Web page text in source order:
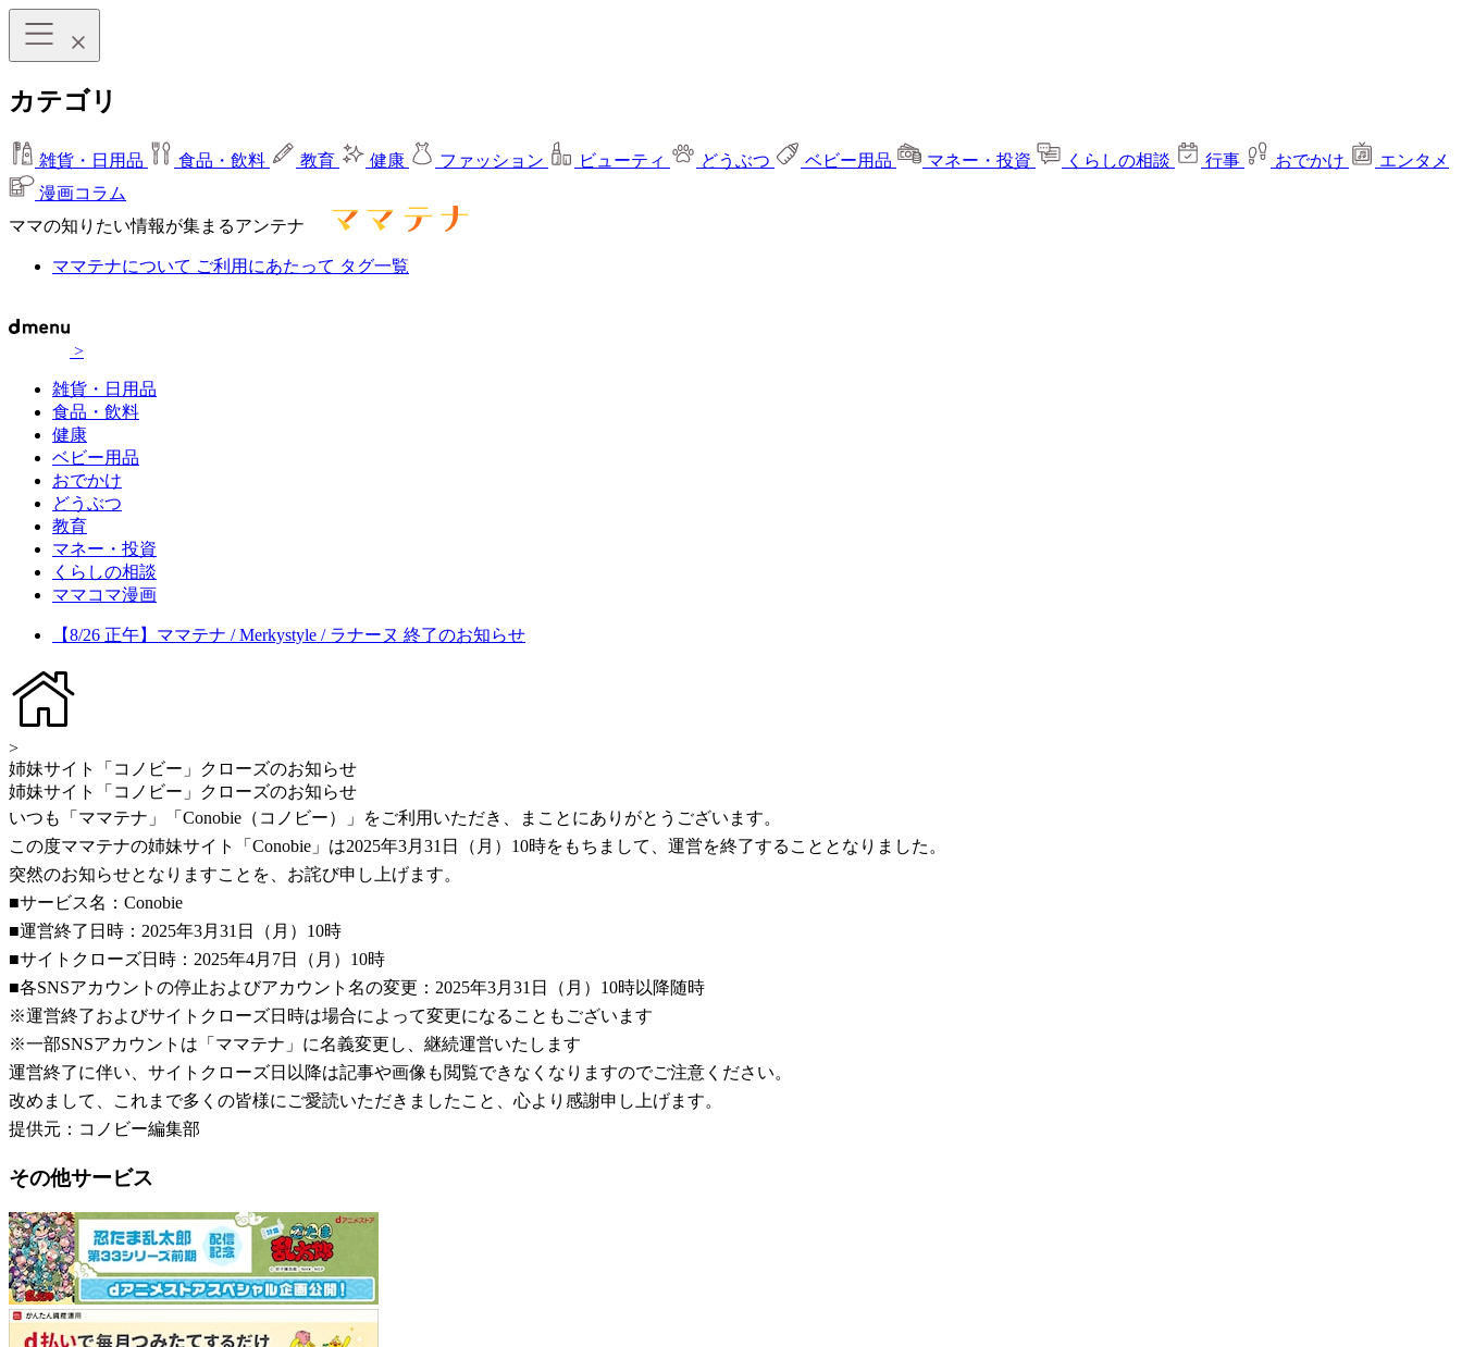
カテゴリ
雑貨・日用品 食品・飲料 教育 健康 ファッション ビューティ どうぶつ ベビー用品 マネー・投資 くらしの相談 行事 おでかけ
エンタメ
漫画コラム
ママの知りたい情報が集まるアンテナ
ママテナについて ご利用にあたって タグ一覧
>
雑貨・日用品
食品・飲料
健康
ベビー用品
おでかけ
どうぶつ
教育
マネー・投資
くらしの相談
ママコマ漫画
【8/26 正午】ママテナ / Merkystyle / ラナーヌ 終了のお知らせ
>
姉妹サイト「コノビー」クローズのお知らせ
姉妹サイト「コノビー」クローズのお知らせ
いつも「ママテナ」「Conobie（コノビー）」をご利用いただき、まことにありがとうございます。
この度ママテナの姉妹サイト「Conobie」は2025年3月31日（月）10時をもちまして、運営を終了することとなりました。
突然のお知らせとなりますことを、お詫び申し上げます。
■サービス名：Conobie
■運営終了日時：2025年3月31日（月）10時
■サイトクローズ日時：2025年4月7日（月）10時
■各SNSアカウントの停止およびアカウント名の変更：2025年3月31日（月）10時以降随時
※運営終了およびサイトクローズ日時は場合によって変更になることもございます
※一部SNSアカウントは「ママテナ」に名義変更し、継続運営いたします
運営終了に伴い、サイトクローズ日以降は記事や画像も閲覧できなくなりますのでご注意ください。
改めまして、これまで多くの皆様にご愛読いただきましたこと、心より感謝申し上げます。
提供元：コノビー編集部
その他サービス